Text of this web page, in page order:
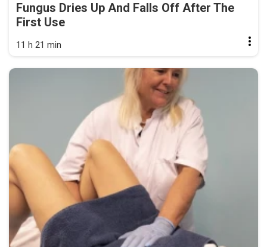
Fungus Dries Up And Falls Off After The
First Use
11 h 21 min